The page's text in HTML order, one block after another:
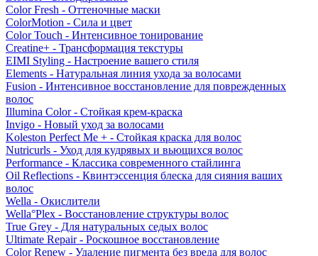
Color Fresh - Оттеночные маски
ColorMotion - Сила и цвет
Color Touch - Интенсивное тонирование
Creatine+ - Трансформация текстуры
EIMI Styling - Настроение вашего стиля
Elements - Натуральная линия ухода за волосами
Fusion - Интенсивное восстановление для поврежденных
волос
Illumina Color - Стойкая крем-краска
Invigo - Новый уход за волосами
Koleston Perfect Me + - Стойкая краска для волос
Nutricurls - Уход для кудрявых и вьющихся волос
Performance - Классика современного стайлинга
Oil Reflections - Квинтэссенция блеска для сияния ваших
волос
Wella - Окислители
Wella°Plex - Восстановление структуры волос
True Grey - Для натуральных седых волос
Ultimate Repair - Роскошное восстановление
Color Renew - Удаление пигмента без вреда для волос